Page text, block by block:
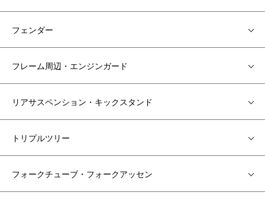
フェンダー
フレーム周辺・エンジンガード
リアサスペンション・キックスタンド
トリプルツリー
フォークチューブ・フォークアッセン